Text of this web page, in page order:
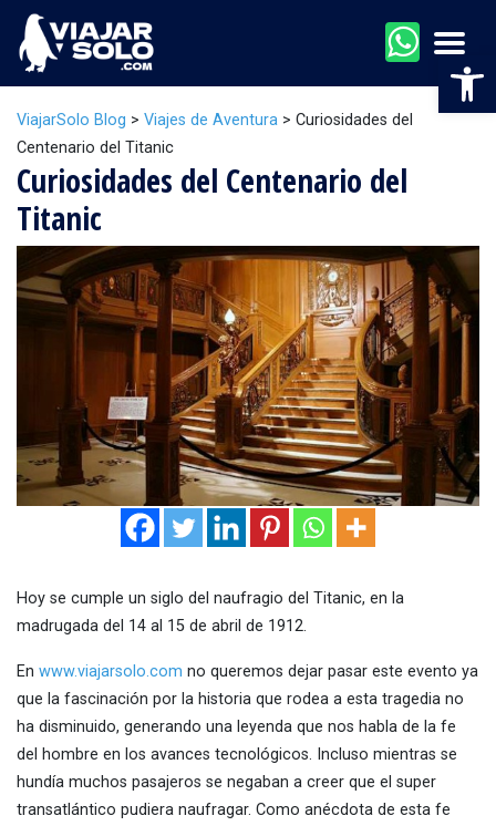
ViajarSolo Blog > Viajes de Aventura > Curiosidades del
Centenario del Titanic
Curiosidades del Centenario del
Titanic
Hoy se cumple un siglo del naufragio del Titanic, en la
madrugada del 14 al 15 de abril de 1912.
En www.viajarsolo.com no queremos dejar pasar este evento ya
que la fascinación por la historia que rodea a esta tragedia no
ha disminuido, generando una leyenda que nos habla de la fe
del hombre en los avances tecnológicos. Incluso mientras se
hundía muchos pasajeros se negaban a creer que el super
transatlántico pudiera naufragar. Como anécdota de esta fe